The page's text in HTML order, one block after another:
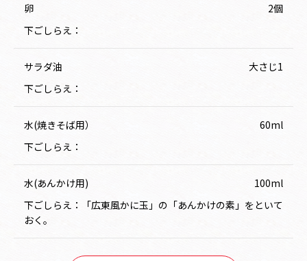
卵
2個
下ごしらえ：
サラダ油
大さじ1
下ごしらえ：
水(焼きそば用）
60ml
下ごしらえ：
水(あんかけ用)
100ml
下ごしらえ：「広東風かに玉」の「あんかけの素」をといて
おく。